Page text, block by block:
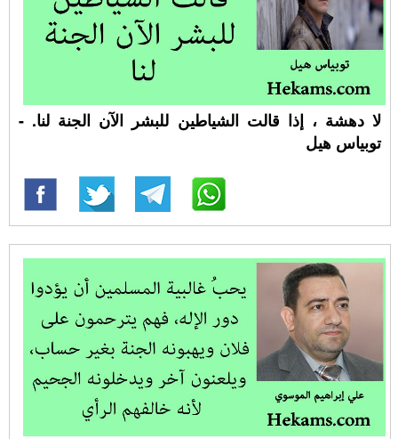
لا دهشة ، إذا قالت الشياطين للبشر الآن الجنة لنا. -
توبياس هيل